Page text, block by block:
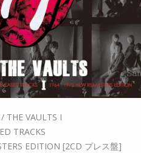
THE VAULTS I
TRACKS
EDITION [2CD プレス盤]